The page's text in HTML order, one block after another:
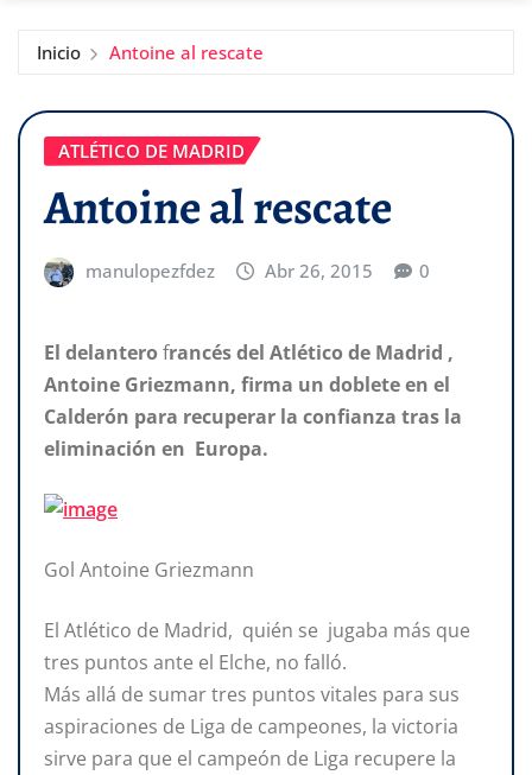
Inicio Antoine al rescate
ATLÉTICO DE MADRID
Antoine al rescate
manulopezfdez Abr 26, 2015 0
El delantero francésdel Atlético de Madrid ,
Antoine Griezmann, firma un doblete en el
Calderón para recuperar la confianza tras la
eliminación en Europa.
Gol Antoine Griezmann
El Atlético de Madrid, quién se jugaba más que
tres puntos ante el Elche, no falló.
Más allá de sumar tres puntos vitales para sus
aspiraciones de Liga de campeones, la victoria
sirve para que el campeón de Liga recupere la